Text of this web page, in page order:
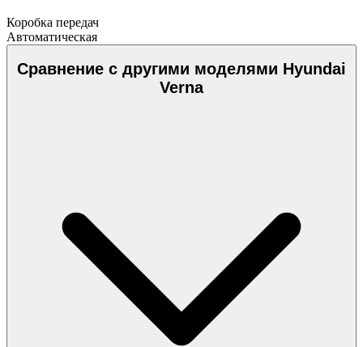
Коробка передач
Автоматическая
Сравнение с другими моделями Hyundai
Verna